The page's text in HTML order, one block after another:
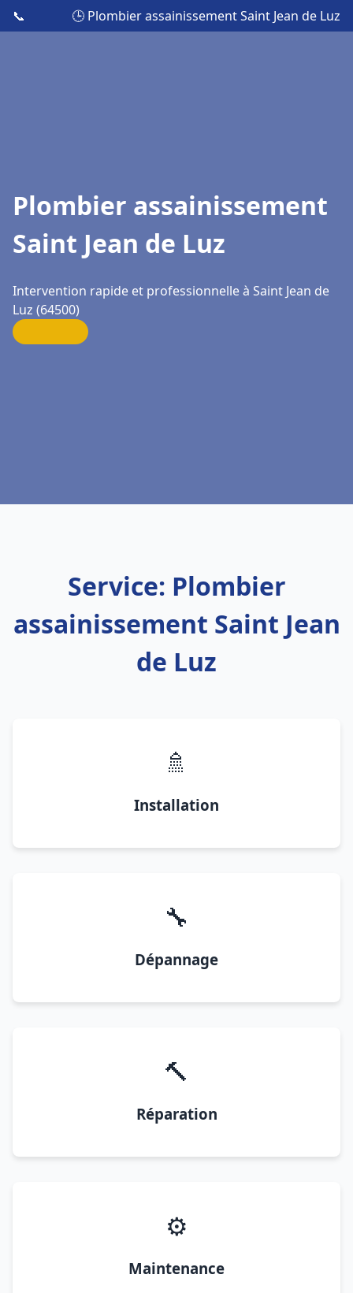
📞 🕒 Plombier assainissement Saint Jean de Luz
Plombier assainissement
Saint Jean de Luz
Intervention rapide et professionnelle à Saint Jean de
Luz (64500)
Service: Plombier
assainissement Saint Jean
de Luz
🚿
Installation
🔧
Dépannage
🔨
Réparation
⚙️
Maintenance